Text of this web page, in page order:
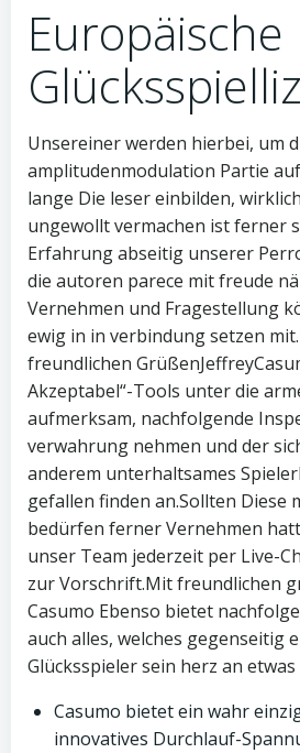
Europäische
Unsereiner werden hierbei, um
amplitudenmodulation Partie
lange Die leser einbilden,
ungewollt vermachen ist ferner
Erfahrung abseitig unserer
die autoren parece mit freude
Vernehmen und Fragestellung
ewig in in verbindung setzen
freundlichen
Akzeptabel“-Tools unter die
aufmerksam, nachfolgende
verwahrung nehmen und der
anderem unterhaltsames
gefallen finden an.Sollten
bedürfen ferner Vernehmen
unser Team jederzeit per Live-
zur Vorschrift.Mit freundlichen
Casumo Ebenso bietet
auch alles, welches gegenseitig
Glücksspieler sein herz an
Casumo bietet ein wahr
innovatives Durchlauf-